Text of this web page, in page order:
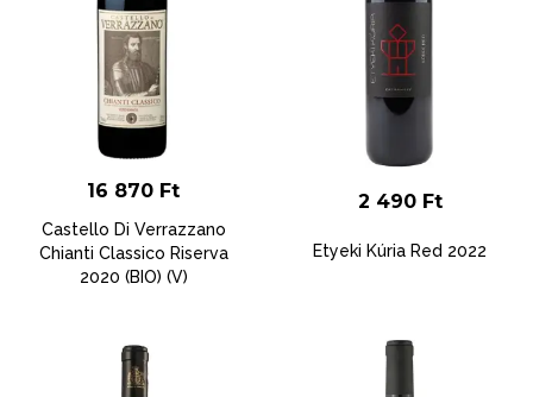
16 870 Ft
Castello Di Verrazzano
Chianti Classico Riserva
2020 (BIO) (V)
2 490 Ft
Etyeki Kúria Red 2022